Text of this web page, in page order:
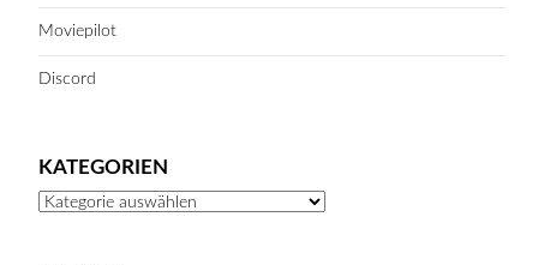
Moviepilot
Discord
KATEGORIEN
Kategorien